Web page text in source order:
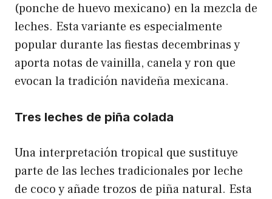
(ponche de huevo mexicano) en la mezcla de
leches. Esta variante es especialmente
popular durante las fiestas decembrinas y
aporta notas de vainilla, canela y ron que
evocan la tradición navideña mexicana.
Tres leches de piña colada
Una interpretación tropical que sustituye
parte de las leches tradicionales por leche
de coco y añade trozos de piña natural. Esta